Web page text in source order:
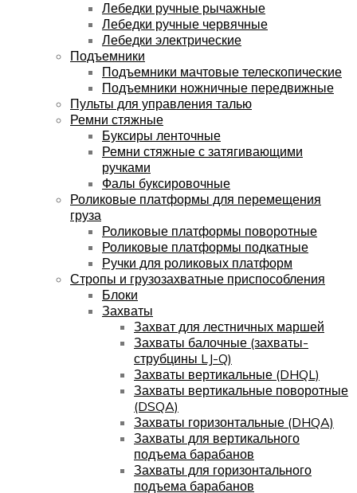
Лебедки ручные рычажные
Лебедки ручные червячные
Лебедки электрические
Подъемники
Подъемники мачтовые телескопические
Подъемники ножничные передвижные
Пульты для управления талью
Ремни стяжные
Буксиры ленточные
Ремни стяжные с затягивающими
ручками
Фалы буксировочные
Роликовые платформы для перемещения
груза
Роликовые платформы поворотные
Роликовые платформы подкатные
Ручки для роликовых платформ
Стропы и грузозахватные приспособления
Блоки
Захваты
Захват для лестничных маршей
Захваты балочные (захваты-
струбцины LJ-Q)
Захваты вертикальные (DHQL)
Захваты вертикальные поворотные
(DSQA)
Захваты горизонтальные (DHQA)
Захваты для вертикального
подъема барабанов
Захваты для горизонтального
подъема барабанов